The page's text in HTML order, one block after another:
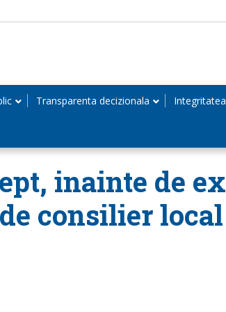
Transparenta decizionala
inainte de
consilier